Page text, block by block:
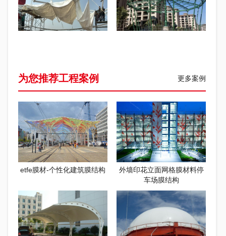
更多案例
为您推荐工程案例
etfe膜材-个性化建筑膜结构
外墙印花立面网格膜材料停
车场膜结构